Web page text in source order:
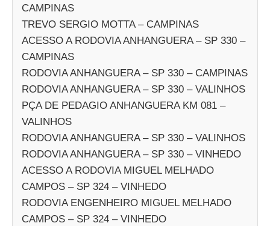
CAMPINAS
TREVO SERGIO MOTTA – CAMPINAS
ACESSO A RODOVIA ANHANGUERA – SP 330 –
CAMPINAS
RODOVIA ANHANGUERA – SP 330 – CAMPINAS
RODOVIA ANHANGUERA – SP 330 – VALINHOS
PÇA DE PEDAGIO ANHANGUERA KM 081 –
VALINHOS
RODOVIA ANHANGUERA – SP 330 – VALINHOS
RODOVIA ANHANGUERA – SP 330 – VINHEDO
ACESSO A RODOVIA MIGUEL MELHADO
CAMPOS – SP 324 – VINHEDO
RODOVIA ENGENHEIRO MIGUEL MELHADO
CAMPOS – SP 324 – VINHEDO